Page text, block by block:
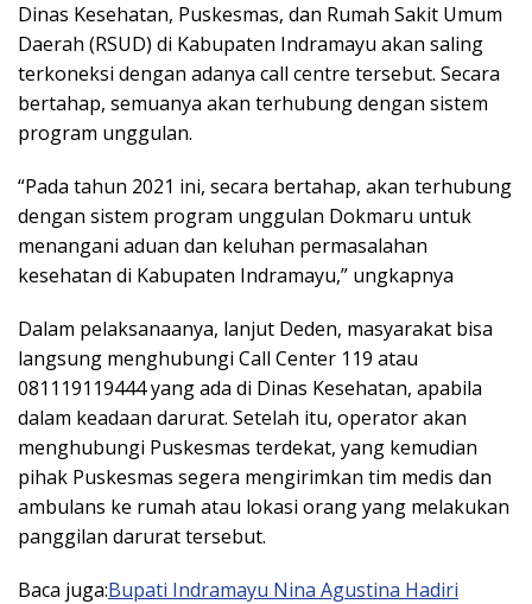
Dinas Kesehatan, Puskesmas, dan Rumah Sakit Umum
Daerah (RSUD) di Kabupaten Indramayu akan saling
terkoneksi dengan adanya call centre tersebut. Secara
bertahap, semuanya akan terhubung dengan sistem
program unggulan.
“Pada tahun 2021 ini, secara bertahap, akan terhubung
dengan sistem program unggulan Dokmaru untuk
menangani aduan dan keluhan permasalahan
kesehatan di Kabupaten Indramayu,” ungkapnya
Dalam pelaksanaanya, lanjut Deden, masyarakat bisa
langsung menghubungi Call Center 119 atau
081119119444 yang ada di Dinas Kesehatan, apabila
dalam keadaan darurat. Setelah itu, operator akan
menghubungi Puskesmas terdekat, yang kemudian
pihak Puskesmas segera mengirimkan tim medis dan
ambulans ke rumah atau lokasi orang yang melakukan
panggilan darurat tersebut.
Baca juga:Bupati Indramayu Nina Agustina Hadiri